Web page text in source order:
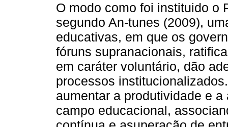
O modo como foi instituido o
segundo An-tunes (2009),
educativas, em que os
fóruns supranacionais,
em caráter voluntário, dão
processos
aumentar a produtividade e
campo educacional,